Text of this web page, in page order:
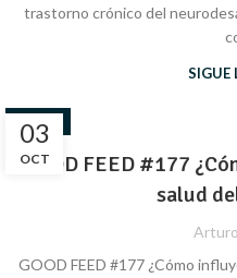
trastorno crónico del
SIGUE
03
OCT
SALUD
GOOD FEED #177
salud
GOOD FEED #177 ¿Cómo